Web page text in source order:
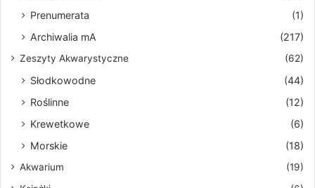
Prenumerata
(1)
Archiwalia mA
(217)
Zeszyty Akwarystyczne (62)
Słodkowodne
(44)
Roślinne
(12)
Krewetkowe
(6)
Morskie
(18)
Akwarium
(19)